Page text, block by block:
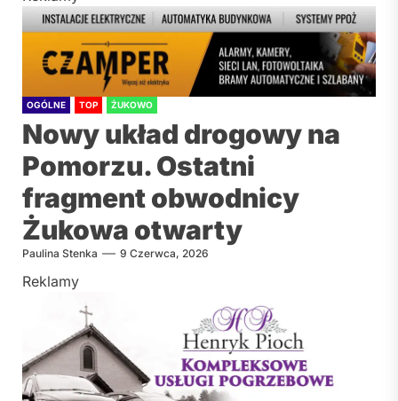
OGÓLNE TOP ŻUKOWO
Nowy układ drogowy na
Pomorzu. Ostatni
fragment obwodnicy
Żukowa otwarty
Paulina Stenka 9 Czerwca, 2026
Reklamy